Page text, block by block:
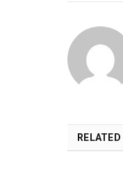
RELATED